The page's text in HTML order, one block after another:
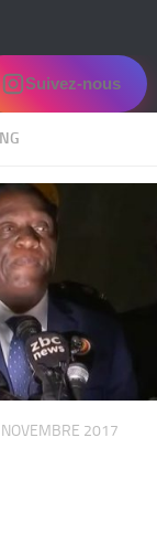
Suivez-nous
2017